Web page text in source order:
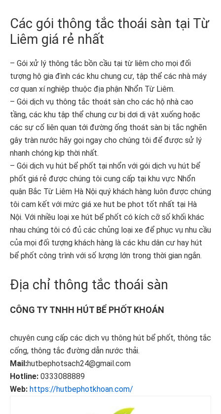
Các gói thông tắc thoái sàn tại Từ
Liêm giá rẻ nhất
– Gói xử lý thông tắc bồn cầu tại từ liêm cho mọi đối
tượng hộ gia đình các khu chung cư, tập thể các nhà máy
cơ quan xí nghiệp thuộc địa phận Nhổn Từ Liêm.
– Gói dịch vụ thông tắc thoát sàn cho các hộ nhà cao
tầng, các khu tập thể chung cư bị dơi dị vật xuống hoặc
các sự cố liên quan tới đường ống thoát sàn bị tắc nghẽn
gây tràn nước hãy gọi ngay cho chúng tôi để được sử lý
nhanh chóng kịp thời nhất.
– Gói dịch vụ hút bể phốt tại nhổn với gói dịch vụ hút bể
phốt giá rẻ được chúng tôi cung cấp tại khu vực Nhổn
quận Bắc Từ Liêm Hà Nội quý khách hàng luôn được chúng
tôi cam kết với mức giá xe hut be phot tốt nhất tại Hà
Nội. Với nhiều loại xe hút bể phốt có kích cỡ số khối khác
nhau chúng tôi có đủ các chủng loại xe để phục vụ nhu cầu
của mọi đối tượng khách hàng là các khu dân cư hay hút
bể phốt công trình với số lượng lớn trong thời gian ngắn.
Địa chỉ thông tắc thoái sàn
CÔNG TY TNHH HÚT BỂ PHỐT KHOÁN
chuyên cung cấp các dịch vụ thông hút bể phốt, thông tắc
cống, thông tắc đường dẫn nước thải.
Mail:hutbephotsach24@gmail.com
Hotline: 0333088889
Web: https://hutbephotkhoan.com/